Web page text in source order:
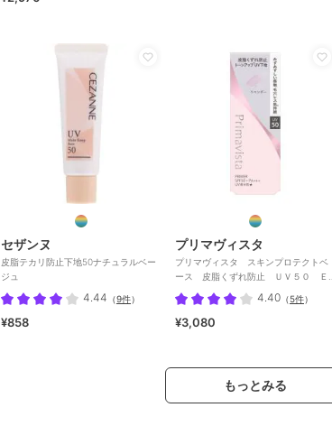
セザンヌ
皮脂テカリ防止下地50ナチュラルベー
ジュ
4.44 （9件）
¥858
プリマヴィスタ
プリマヴィスタ スキンプロテクトベ
ース 皮脂くずれ防止 ＵＶ５０ Ｅ
Ｘ ラベンダー
4.40 （5件）
¥3,080
もっとみる